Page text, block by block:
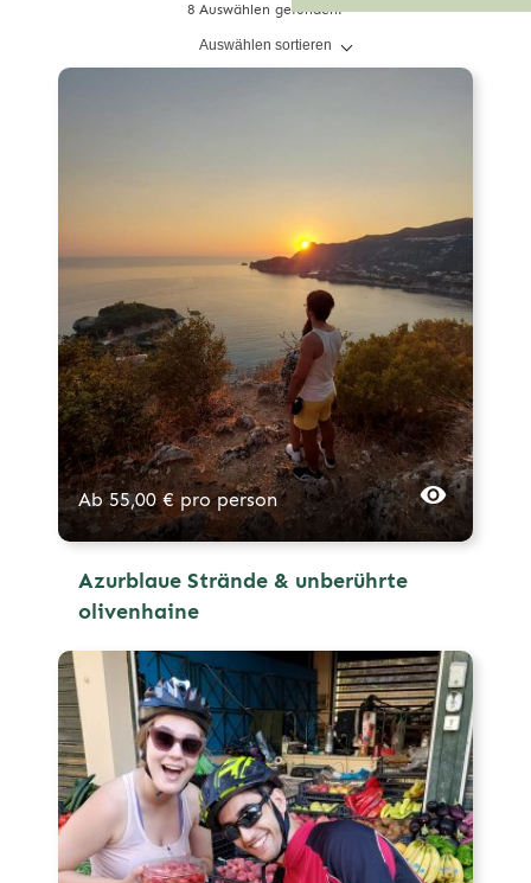
8 Auswählen gefunden.
Auswählen sortieren
Ab55,00 € pro person
Azurblaue Strände & unberührte
olivenhaine